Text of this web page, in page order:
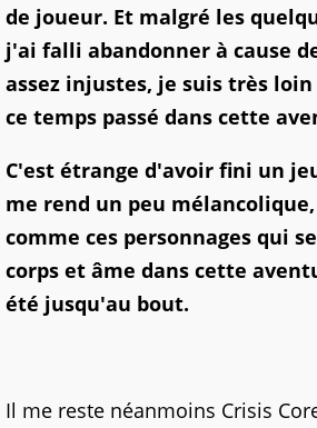
de joueur. Et malgré les
j'ai falli abandonner à cause
assez injustes, je suis très
ce temps passé dans cette
C'est étrange d'avoir fini un
me rend un peu
comme ces personnages qui
corps et âme dans cette
été jusqu'au bout.
Il me reste néanmoins Crisis